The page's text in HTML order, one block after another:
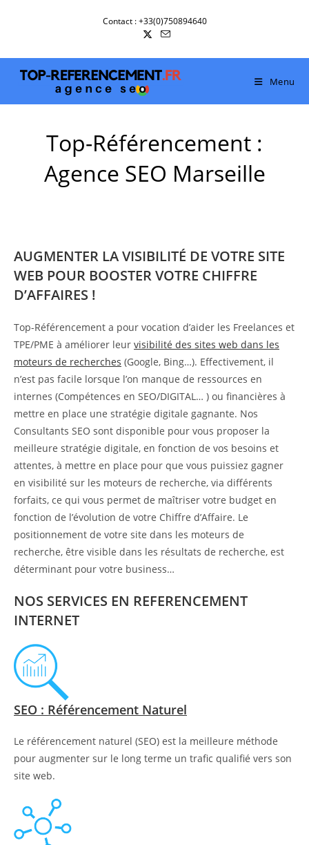
Contact : +33(0)750894640
Menu
Top-Référencement :
Agence SEO Marseille
AUGMENTER LA VISIBILITÉ DE VOTRE SITE
WEB POUR BOOSTER VOTRE CHIFFRE
D’AFFAIRES !
Top-Référencement a pour vocation d’aider les Freelances et
TPE/PME à améliorer leur visibilité des sites web dans les
moteurs de recherches (Google, Bing…). Effectivement, il
n’est pas facile lorsque l’on manque de ressources en
internes (Compétences en SEO/DIGITAL… ) ou financières à
mettre en place une stratégie digitale gagnante. Nos
Consultants SEO sont disponible pour vous proposer la
meilleure stratégie digitale, en fonction de vos besoins et
attentes, à mettre en place pour que vous puissiez gagner
en visibilité sur les moteurs de recherche, via différents
forfaits, ce qui vous permet de maîtriser votre budget en
fonction de l’évolution de votre Chiffre d’Affaire. Le
positionnement de votre site dans les moteurs de
recherche, être visible dans les résultats de recherche, est
déterminant pour votre business…
NOS SERVICES EN REFERENCEMENT
INTERNET
SEO : Référencement Naturel
Le référencement naturel (SEO) est la meilleure méthode
pour augmenter sur le long terme un trafic qualifié vers son
site web.